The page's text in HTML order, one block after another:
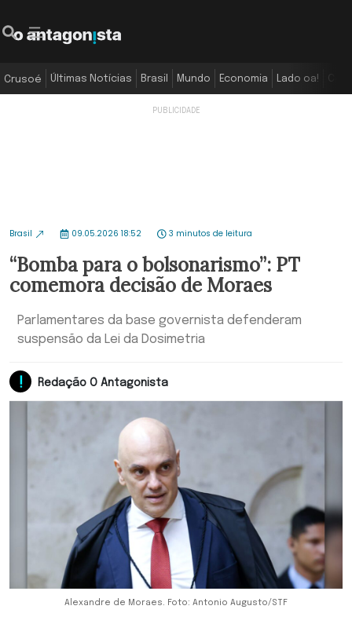
Crusoé Últimas Notícias Brasil Mundo Economia Lado oa!
Brasil 09.05.2026 18:52 3 minutos de leitura
“Bomba para o bolsonarismo”: PT
comemora decisão de Moraes
Parlamentares da base governista defenderam
suspensão da Lei da Dosimetria
Redação O Antagonista
Alexandre de Moraes. Foto: Antonio Augusto/STF